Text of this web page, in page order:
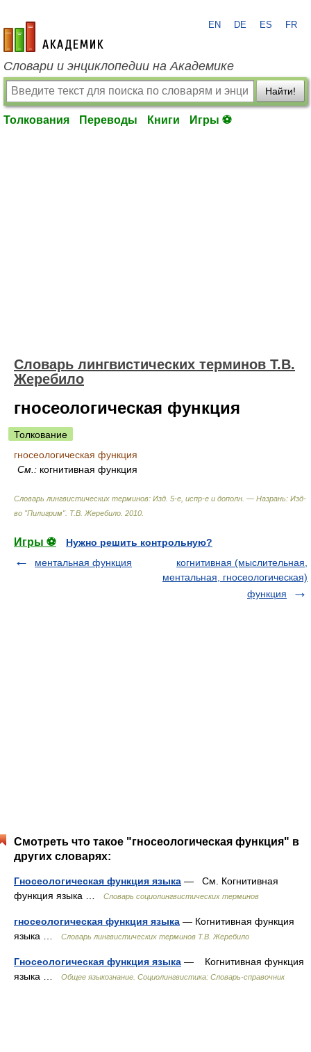
academic.ru
EN DE ES FR
Словари и энциклопедии на Академике
Найти!
Толкования Переводы Книги Игры ⚽
Словарь лингвистических терминов Т.В.
Жеребило
гносеологическая функция
Толкование
гносеологическая функция
См.: когнитивная функция
Словарь лингвистических терминов: Изд. 5-е, испр-е и дополн. — Назрань: Изд-
во "Пилигрим". Т.В. Жеребило 2010
Игры ⚽
Нужно решить контрольную?
ментальная функция
когнитивная (мыслительная,
ментальная, гносеологическая)
функция
Смотреть что такое "гносеологическая функция" в
других словарях:
Гносеологическая функция языка — См. Когнитивная
функция языка …
Словарь социолингвистических терминов
гносеологическая функция языка — Когнитивная функция
языка …
Словарь лингвистических терминов Т.В. Жеребило
Гносеологическая функция языка — Когнитивная функция
языка …
Общее языкознание. Социолингвистика: Словарь-справочник